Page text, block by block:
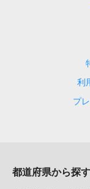
利
プ
都道府県から探す